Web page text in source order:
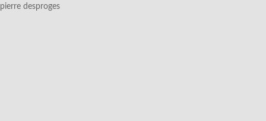
pierre desproges